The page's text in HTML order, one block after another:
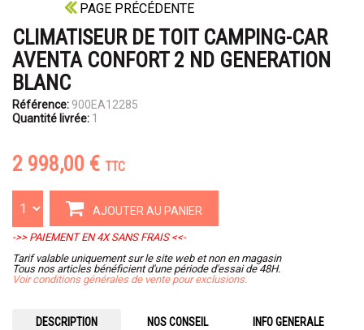
PAGE PRÉCÉDENTE
CLIMATISEUR DE TOIT CAMPING-CAR
AVENTA CONFORT 2 ND GENERATION
BLANC
Référence: 900EA12285
Quantité livrée: 1
2 998,00 € TTC
AJOUTER AU PANIER
->> PAIEMENT EN 4X SANS FRAIS <<-
Tarif valable uniquement sur le site web et non en magasin
Tous nos articles bénéficient d'une période d'essai de 48H.
Voir conditions générales de vente pour exclusions.
DESCRIPTION NOS CONSEIL INFO GENERALE